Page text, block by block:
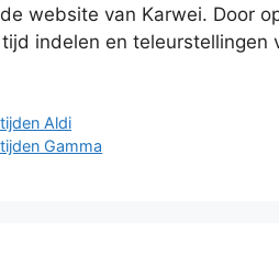
website van Karwei. Door
indelen en teleurstellingen
Aldi
Gamma